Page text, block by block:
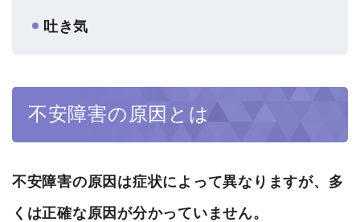
吐き気
不安障害の原因とは
不安障害の原因は症状によって異なりますが、多
くは正確な原因が分かっていません。